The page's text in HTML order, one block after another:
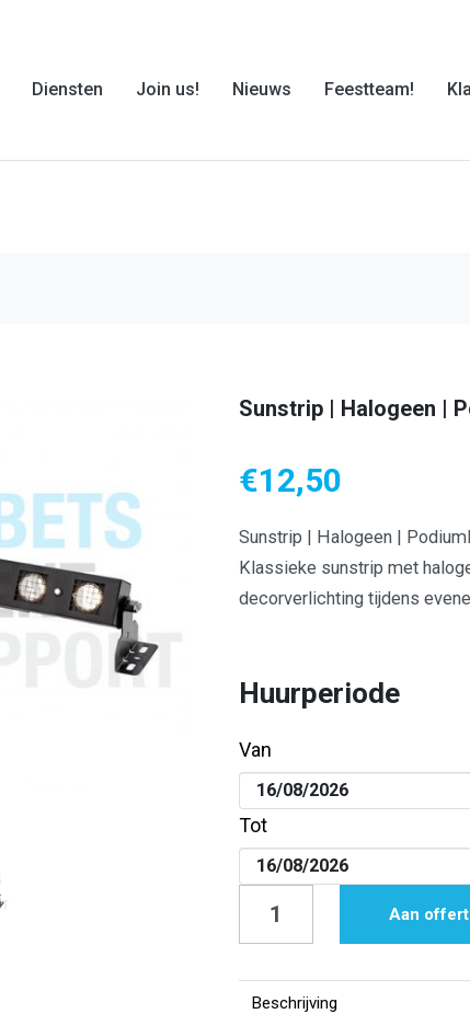
Diensten Join us! Nieuws Feestteam!
Sunstrip | Halogeen |
€12,50
Sunstrip | Halogeen |
Klassieke sunstrip met
decorverlichting tijdens
Huurperiode
Van
Tot
Aan
Beschrijving